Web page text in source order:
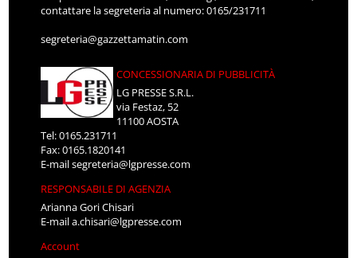
contattare la segreteria al numero: 0165/231711
segreteria@gazzettamatin.com
CONCESSIONARIA DI PUBBLICITÀ
LG PRESSE S.R.L.
via Festaz, 52
11100 AOSTA
Tel: 0165.231711
Fax: 0165.1820141
E-mailsegreteria@lgpresse.com
RESPONSABILE DI AGENZIA
Arianna Gori Chisari
E-maila.chisari@lgpresse.com
Account